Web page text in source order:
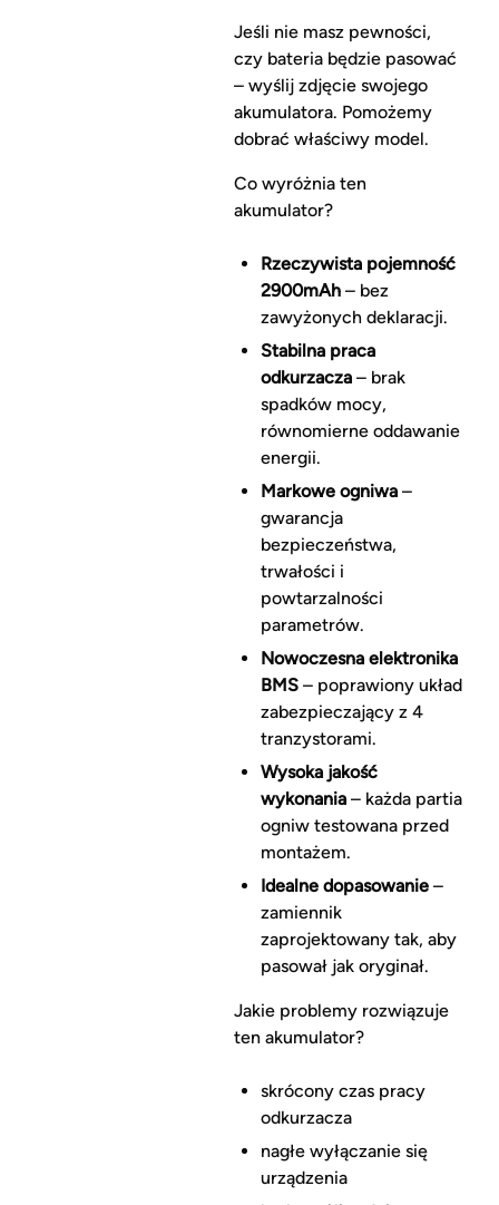
Jeśli nie masz pewności,
czy bateria będzie pasować
– wyślij zdjęcie swojego
akumulatora. Pomożemy
dobrać właściwy model.
Co wyróżnia ten
akumulator?
Rzeczywista pojemność
2900mAh– bez
zawyżonych deklaracji.
Stabilna praca
odkurzacza– brak
spadków mocy,
równomierne oddawanie
energii.
Markowe ogniwa–
gwarancja
bezpieczeństwa,
trwałości i
powtarzalności
parametrów.
Nowoczesna elektronika
BMS– poprawiony układ
zabezpieczający z 4
tranzystorami.
Wysoka jakość
wykonania– każda partia
ogniw testowana przed
montażem.
Idealne dopasowanie–
zamiennik
zaprojektowany tak, aby
pasował jak oryginał.
Jakie problemy rozwiązuje
ten akumulator?
skrócony czas pracy
odkurzacza
nagłe wyłączanie się
urządzenia